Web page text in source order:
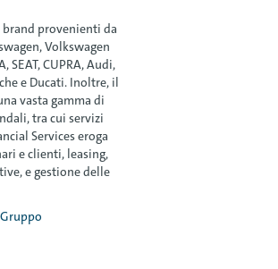
provenienti da
Volkswagen
SEAT, CUPRA, Audi,
e Ducati. Inoltre, il
vasta gamma di
tra cui servizi
Services eroga
e clienti, leasing,
e gestione delle